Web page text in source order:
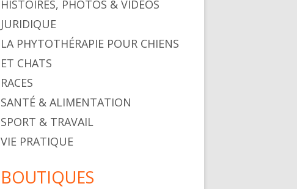
HISTOIRES, PHOTOS & VIDÉOS
JURIDIQUE
LA PHYTOTHÉRAPIE POUR CHIENS
ET CHATS
RACES
SANTÉ & ALIMENTATION
SPORT & TRAVAIL
VIE PRATIQUE
BOUTIQUES